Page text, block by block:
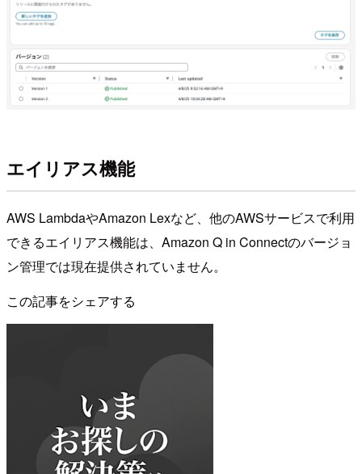
エイリアス機能
AWS LambdaやAmazon Lexなど、他のAWSサービスで利用
できるエイリアス機能は、Amazon Q in Connectのバージョ
ン管理では現在提供されていません。
この記事をシェアする